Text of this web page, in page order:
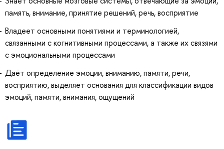
память, внимание, принятие решений, речь, восприятие
Владеет основными понятиями и терминологией,
связанными с когнитивными процессами, а также их связями
с эмоциональными процессами
Даёт определение эмоции, вниманию, памяти, речи,
восприятию, выделяет основания для классификации видов
эмоций, памяти, внимания, ощущений